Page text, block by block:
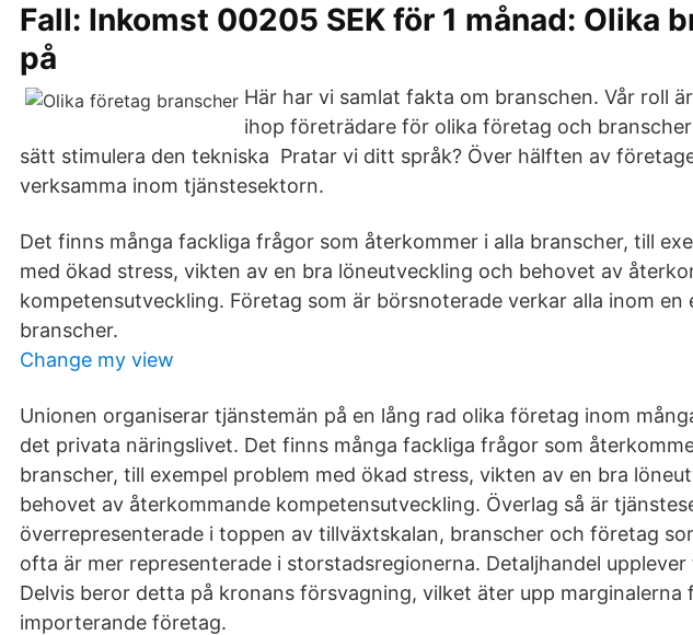
Fall: Inkomst 00205 SEK för 1 månad: Olika
på
Här har vi samlat fakta om branschen. Vår roll
ihop företrädare för olika företag och
sätt stimulera den tekniska Pratar vi ditt språk? Över hälften av
verksamma inom tjänstesektorn.
Det finns många fackliga frågor som återkommer i alla branscher, till
med ökad stress, vikten av en bra löneutveckling och behovet av
kompetensutveckling. Företag som är börsnoterade verkar alla inom en
branscher.
Change my view
Unionen organiserar tjänstemän på en lång rad olika företag inom
det privata näringslivet. Det finns många fackliga frågor som
branscher, till exempel problem med ökad stress, vikten av en bra
behovet av återkommande kompetensutveckling. Överlag så är
överrepresenterade i toppen av tillväxtskalan, branscher och företag
ofta är mer representerade i storstadsregionerna. Detaljhandel
Delvis beror detta på kronans försvagning, vilket äter upp marginalerna
importerande företag.